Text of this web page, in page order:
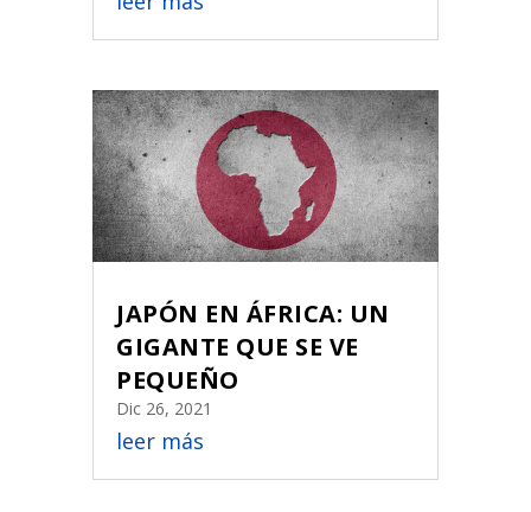
JAPÓN EN ÁFRICA: UN
GIGANTE QUE SE VE
PEQUEÑO
Dic 26, 2021
leer más